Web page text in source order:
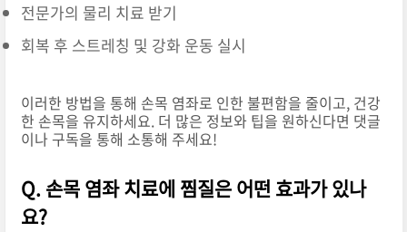
한 선택을 하는 것이 중요합니다.
전문가의 물리 치료 받기
회복 후 스트레칭 및 강화 운동 실시
이러한 방법을 통해 손목 염좌로 인한 불편함을 줄이고, 건강
한 손목을 유지하세요. 더 많은 정보와 팁을 원하신다면 댓글
이나 구독을 통해 소통해 주세요!
Q. 손목 염좌 치료에 찜질은 어떤 효과가 있나
요?